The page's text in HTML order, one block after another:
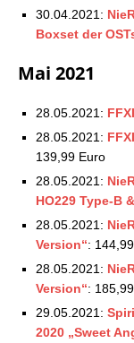
30.04.2021:
Boxset der
Mai 2021
28.05.2021:
28.05.2021:
139,99 Euro
28.05.2021:
HO229 Type-B
28.05.2021:
Version“:
28.05.2021:
Version“:
29.05.2021:
2020 „Sweet